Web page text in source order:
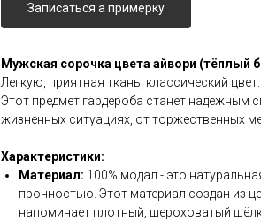
Записаться а примерку
Мужская сорочка цвета айвори (тёплый
Легкую, приятная ткань, классический цвет.
Этот предмет гардероба станет надежным
жизненных ситуациях, от торжественных
Характеристики:
Материал: 100% модал - это
прочностью. Этот материал создан из
напоминает плотный, шероховатый